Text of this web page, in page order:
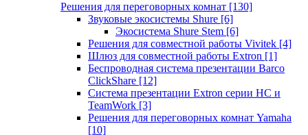
Решения для переговорных комнат [130]
Звуковые экосистемы Shure [6]
Экосистема Shure Stem [6]
Решения для совместной работы Vivitek [4]
Шлюз для совместной работы Extron [1]
Беспроводная система презентации Barco
ClickShare [12]
Система презентации Extron серии HC и
TeamWork [3]
Решения для переговорных комнат Yamaha
[10]